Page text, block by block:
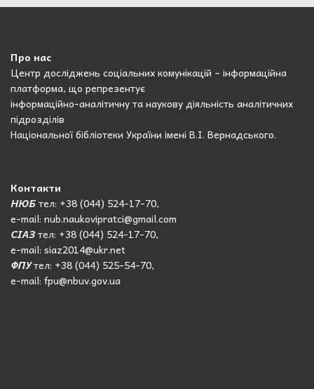
Про нас
Центр досліджень соціальних комунікацій – інформаційна
платформа, що репрезентує
інформаційно-аналітичну та наукову діяльність аналітичних
підрозділів
Національної бібліотеки України імені В.І. Вернадського.
Контакти
НЮБтел: +38 (044) 524-17-70,
e-mail: nub.naukovipratci@gmail.com
СІАЗтел: +38 (044) 524-17-70,
e-mail: siaz2014@ukr.net
ФПУтел: +38 (044) 525-54-70,
e-mail: fpu@nbuv.gov.ua